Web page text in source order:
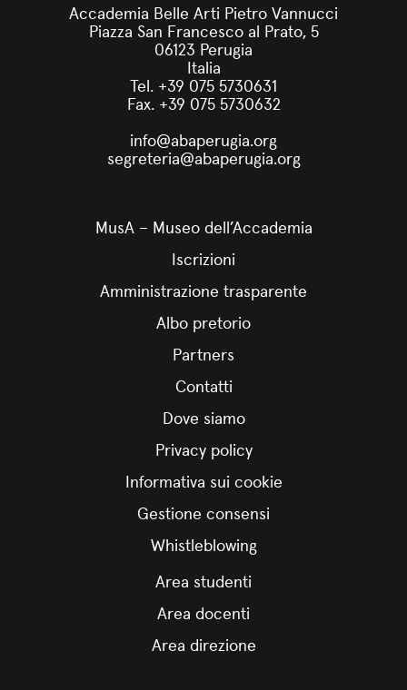
Accademia Belle Arti Pietro Vannucci
Piazza San Francesco al Prato, 5
06123 Perugia
Italia
Tel. +39 075 5730631
Fax. +39 075 5730632
info@abaperugia.org
segreteria@abaperugia.org
MusA – Museo dell’Accademia
Iscrizioni
Amministrazione trasparente
Albo pretorio
Partners
Contatti
Dove siamo
Privacy policy
Informativa sui cookie
Gestione consensi
Whistleblowing
Area studenti
Area docenti
Area direzione